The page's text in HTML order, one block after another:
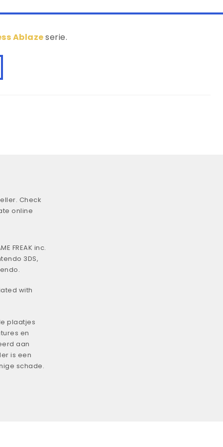
Ablazeserie.
Check
online
FREAK inc.
3DS,
with
plaatjes
en
aan
is een
schade.